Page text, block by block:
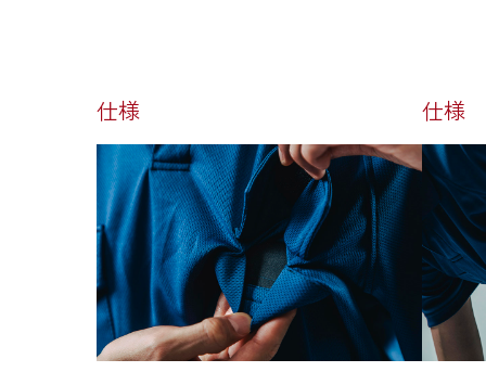
仕様 仕様